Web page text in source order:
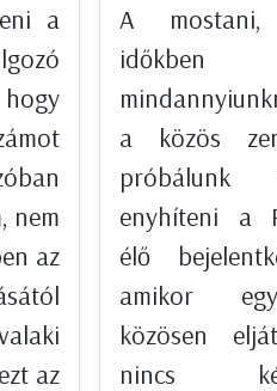
a
nem
az
az
A mostani,
időkben
a közös
próbálunk
enyhíteni a
élő
amikor
közösen
nincs